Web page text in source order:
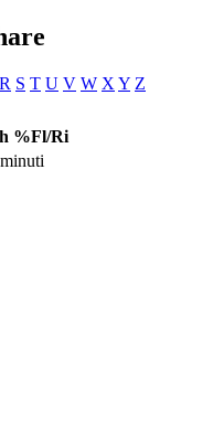
R S T U V W X Y Z
%Fl/Ri